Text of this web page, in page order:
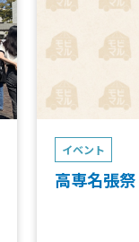
イベント
高専名張祭